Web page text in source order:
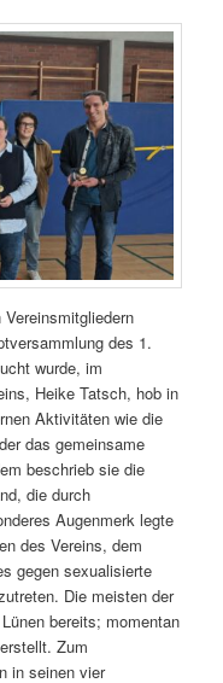
des 1.
wurde, im
Heike Tatsch, hob in
Aktivitäten wie die
das gemeinsame
beschrieb sie die
die durch
Augenmerk legte
des Vereins, dem
gegen sexualisierte
Die meisten der
bereits; momentan
Zum
in seinen vier